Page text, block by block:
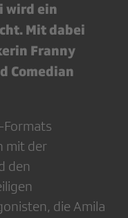
wird ein
Mit dabei
Franny
Comedian
Formats
mit der
den
die Amila